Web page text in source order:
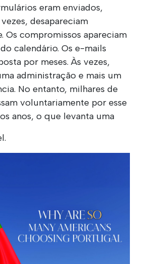
eram enviados,
desapareciam
Os compromissos apareciam
calendário. Os e-mails
por meses. Às vezes,
administração e mais um
No entanto, milhares de
voluntariamente por esse
anos, o que levanta uma